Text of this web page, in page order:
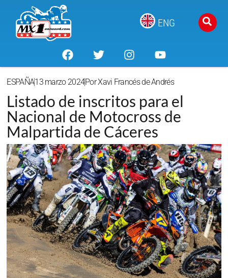
ENG
ESPAÑA13 marzo 2024PorXavi Francés de Andrés
Listado de inscritos para el
Nacional de Motocross de
Malpartida de Cáceres